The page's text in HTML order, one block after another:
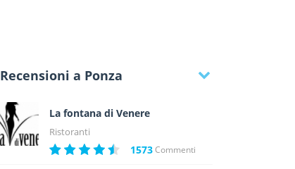
Recensioni a Ponza
La fontana di Venere
Ristoranti
1573Commenti